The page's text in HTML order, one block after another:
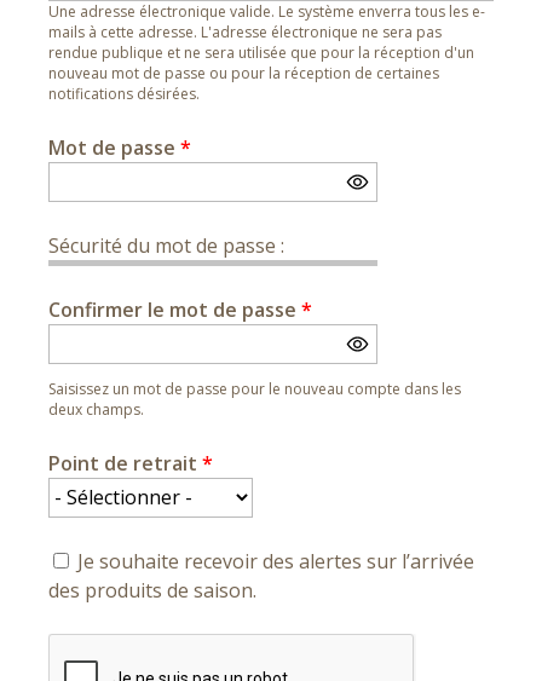
Une adresse électronique valide. Le système enverra tous les e-
mails à cette adresse. L'adresse électronique ne sera pas
rendue publique et ne sera utilisée que pour la réception d'un
nouveau mot de passe ou pour la réception de certaines
notifications désirées.
Mot de passe *
Sécurité du mot de passe :
Confirmer le mot de passe *
Saisissez un mot de passe pour le nouveau compte dans les
deux champs.
Point de retrait *
Je souhaite recevoir des alertes sur l’arrivée
des produits de saison.